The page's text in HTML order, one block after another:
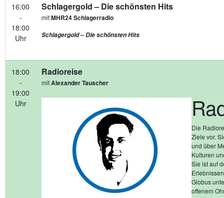
16:00
-
18:00
Uhr
Schlagergold – Die schönsten Hits
mitMHR24 Schlagerradio
Schlagergold – Die schönsten Hits
18:00
-
19:00
Uhr
Radioreise
mitAlexander Tauscher
Die
Ziele vor.
und über
Kulturen
Sie ist auf
Globus
offenem